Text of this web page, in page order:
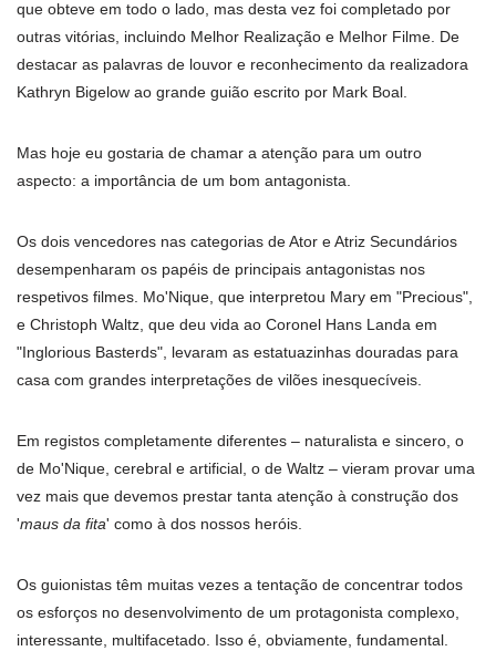
que obteve em todo o lado, mas desta vez foi completado por
outras vitórias, incluindo Melhor Realização e Melhor Filme. De
destacar as palavras de louvor e reconhecimento da realizadora
Kathryn Bigelow ao grande guião escrito por Mark Boal.
Mas hoje eu gostaria de chamar a atenção para um outro
aspecto: a importância de um bom antagonista.
Os dois vencedores nas categorias de Ator e Atriz Secundários
desempenharam os papéis de principais antagonistas nos
respetivos filmes. Mo'Nique, que interpretou Mary em "Precious",
e Christoph Waltz, que deu vida ao Coronel Hans Landa em
"Inglorious Basterds", levaram as estatuazinhas douradas para
casa com grandes interpretações de vilões inesquecíveis.
Em registos completamente diferentes – naturalista e sincero, o
de Mo'Nique, cerebral e artificial, o de Waltz – vieram provar uma
vez mais que devemos prestar tanta atenção à construção dos
'maus da fita' como à dos nossos heróis.
Os guionistas têm muitas vezes a tentação de concentrar todos
os esforços no desenvolvimento de um protagonista complexo,
interessante, multifacetado. Isso é, obviamente, fundamental.